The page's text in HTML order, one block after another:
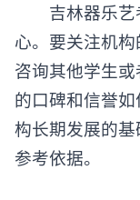
吉林器乐艺
心。要关注机构
咨询其他学生
的口碑和信誉
构长期发展的
参考依据。